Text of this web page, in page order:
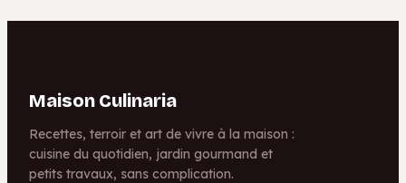
Maison Culinaria
Recettes, terroir et art de vivre à la maison :
cuisine du quotidien, jardin gourmand et
petits travaux, sans complication.